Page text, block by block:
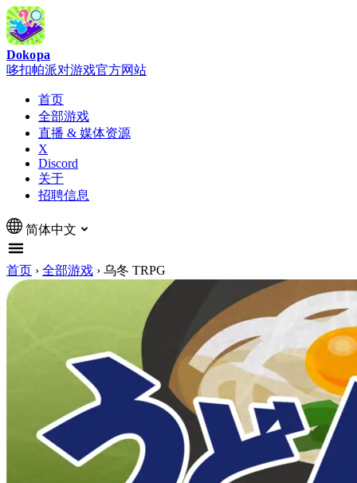
Dokopa
哆扣帕派对游戏官方网站
首页
全部游戏
直播 & 媒体资源
X
Discord
关于
招聘信息
简体中文
首页 › 全部游戏 › 乌冬 TRPG